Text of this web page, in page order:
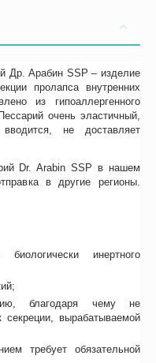
Др. Арабин SSP – изделие
пролапса внутренних
из гипоаллергенного
очень эластичный,
не доставляет
Dr. Arabin SSP в нашем
в другие регионы.
инертного
благодаря чему не
секреции, вырабатываемой
требует обязательной